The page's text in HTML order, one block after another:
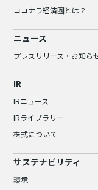
ココナラ経済圏とは？
ニュース
プレスリリース・お知ら
IR
IRニュース
IRライブラリー
株式について
サステナビリティ
環境